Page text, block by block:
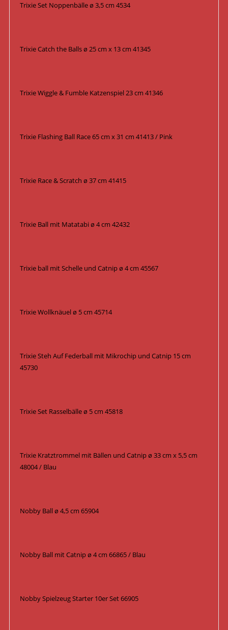
Trixie Set Noppenbälle ø 3,5 cm 4534
Trixie Catch the Balls ø 25 cm x 13 cm 41345
Trixie Wiggle & Fumble Katzenspiel 23 cm 41346
Trixie Flashing Ball Race 65 cm x 31 cm 41413 / Pink
Trixie Race & Scratch ø 37 cm 41415
Trixie Ball mit Matatabi ø 4 cm 42432
Trixie ball mit Schelle und Catnip ø 4 cm 45567
Trixie Wollknäuel ø 5 cm 45714
Trixie Steh Auf Federball mit Mikrochip und Catnip 15 cm
45730
Trixie Set Rasselbälle ø 5 cm 45818
Trixie Kratztrommel mit Bällen und Catnip ø 33 cm x 5,5 cm
48004 / Blau
Nobby Ball ø 4,5 cm 65904
Nobby Ball mit Catnip ø 4 cm 66865 / Blau
Nobby Spielzeug Starter 10er Set 66905